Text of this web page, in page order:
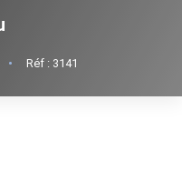
• Réf : 3141